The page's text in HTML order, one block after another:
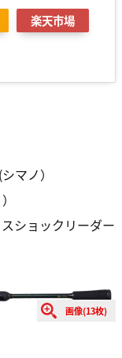
楽天市場
マノ）
ショックリーダー
画像(13枚)